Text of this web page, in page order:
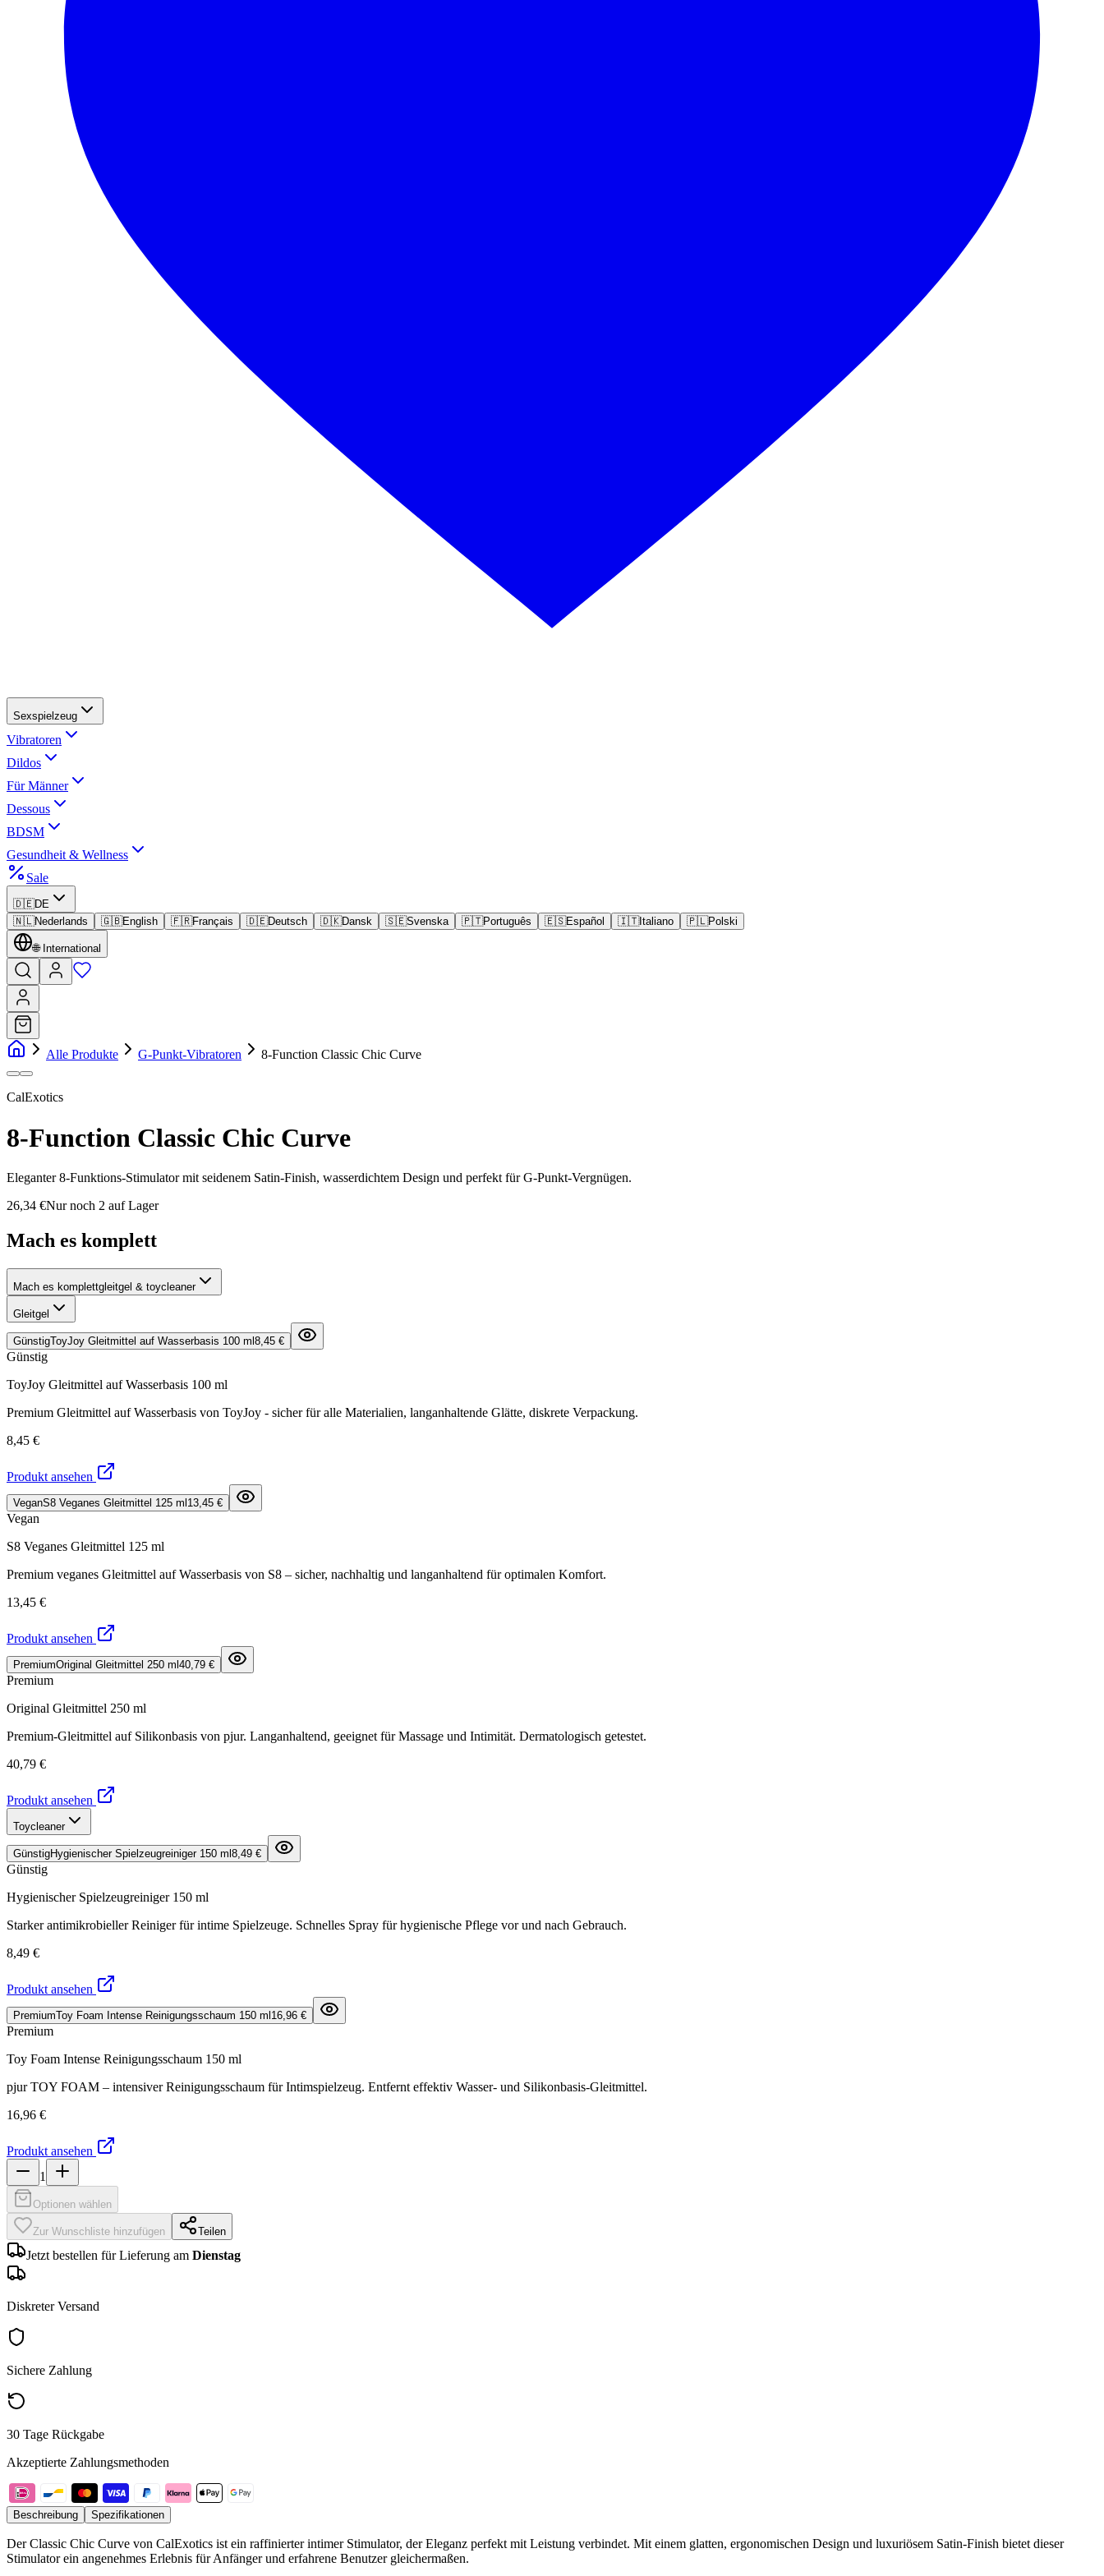
Sexspielzeug
Vibratoren
Dildos
Für Männer
Dessous
BDSM
Gesundheit & Wellness
Sale
🇩🇪DE
🇳🇱Nederlands 🇬🇧English 🇫🇷Français 🇩🇪Deutsch 🇩🇰Dansk 🇸🇪Svenska 🇵🇹Português 🇪🇸Español 🇮🇹Italiano 🇵🇱Polski
🌐 International
Alle Produkte G-Punkt-Vibratoren 8-Function Classic Chic Curve
CalExotics
8-Function Classic Chic Curve
Eleganter 8-Funktions-Stimulator mit seidenem Satin-Finish, wasserdichtem Design und perfekt für G-Punkt-Vergnügen.
26,34 €Nur noch 2 auf Lager
Mach es komplett
Mach es komplettgleitgel & toycleaner
Gleitgel
GünstigToyJoy Gleitmittel auf Wasserbasis 100 ml 8,45 €
Günstig
ToyJoy Gleitmittel auf Wasserbasis 100 ml
Premium Gleitmittel auf Wasserbasis von ToyJoy - sicher für alle Materialien, langanhaltende Glätte, diskrete Verpackung.
8,45 €
Produkt ansehen
VeganS8 Veganes Gleitmittel 125 ml 13,45 €
Vegan
S8 Veganes Gleitmittel 125 ml
Premium veganes Gleitmittel auf Wasserbasis von S8 – sicher, nachhaltig und langanhaltend für optimalen Komfort.
13,45 €
Produkt ansehen
PremiumOriginal Gleitmittel 250 ml 40,79 €
Premium
Original Gleitmittel 250 ml
Premium-Gleitmittel auf Silikonbasis von pjur. Langanhaltend, geeignet für Massage und Intimität. Dermatologisch getestet.
40,79 €
Produkt ansehen
Toycleaner
GünstigHygienischer Spielzeugreiniger 150 ml 8,49 €
Günstig
Hygienischer Spielzeugreiniger 150 ml
Starker antimikrobieller Reiniger für intime Spielzeuge. Schnelles Spray für hygienische Pflege vor und nach Gebrauch.
8,49 €
Produkt ansehen
PremiumToy Foam Intense Reinigungsschaum 150 ml 16,96 €
Premium
Toy Foam Intense Reinigungsschaum 150 ml
pjur TOY FOAM – intensiver Reinigungsschaum für Intimspielzeug. Entfernt effektiv Wasser- und Silikonbasis-Gleitmittel.
16,96 €
Produkt ansehen
1
Optionen wählen
Zur Wunschliste hinzufügen Teilen
Jetzt bestellen für Lieferung am Dienstag
Diskreter Versand
Sichere Zahlung
30 Tage Rückgabe
Akzeptierte Zahlungsmethoden
Beschreibung Spezifikationen
Der Classic Chic Curve von CalExotics ist ein raffinierter intimer Stimulator, der Eleganz perfekt mit Leistung verbindet. Mit einem glatten, ergonomischen Design und luxuriösem Satin-Finish bietet dieser
Stimulator ein angenehmes Erlebnis für Anfänger und erfahrene Benutzer gleichermaßen.